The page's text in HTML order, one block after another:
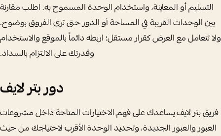
التسليم أو المعاينة، واستخدام الوحدة المسموح به. اطلب مقارنة
بين الوحدات القريبة في المساحة أو الدور حتى ترى الفروق بوضوح.
ولا تتعامل مع العرض كقرار مستقل؛ اربطه دائماً بالموقع والاستخدام
وقدرتك على الالتزام بالسداد.
دور بتر لايف
فريق بتر لايف يساعدك على فهم الاختيارات المتاحة داخل مشروعات
العبور والعبور الجديدة، وتحديد الوحدة الأقرب لاحتياجك من حيث